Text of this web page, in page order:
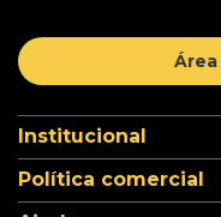
Institucional
Política comercial